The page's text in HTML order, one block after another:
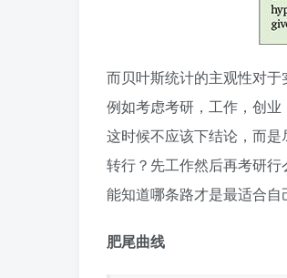
而贝叶斯统计的主观性对
例如考虑考研，工作，创
这时候不应该下结论，而
转行？先工作然后再考研
能知道哪条路才是最适合自
肥尾曲线